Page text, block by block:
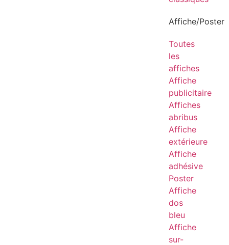
Affiche/Poster
Toutes
les
affiches
Affiche
publicitaire
Affiches
abribus
Affiche
extérieure
Affiche
adhésive
Poster
Affiche
dos
bleu
Affiche
sur-